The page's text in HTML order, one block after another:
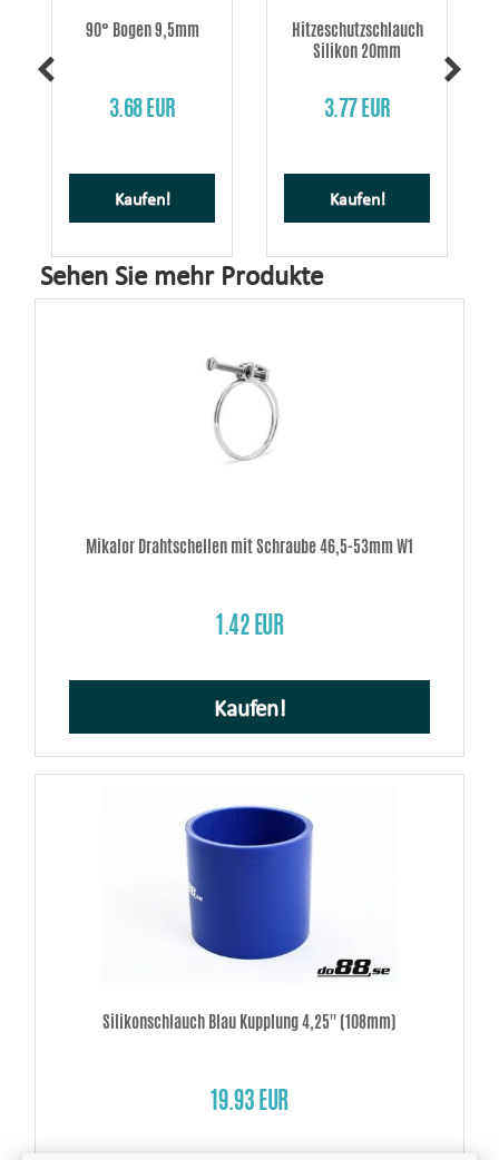
90° Bogen 9,5mm
3.68 EUR
Kaufen!
Hitzeschutzschlauch
Silikon 20mm
3.77 EUR
Kaufen!
Sehen Sie mehr Produkte
Mikalor Drahtschellen mit Schraube 46,5-53mm W1
1.42 EUR
Kaufen!
Silikonschlauch Blau Kupplung 4,25'' (108mm)
19.93 EUR